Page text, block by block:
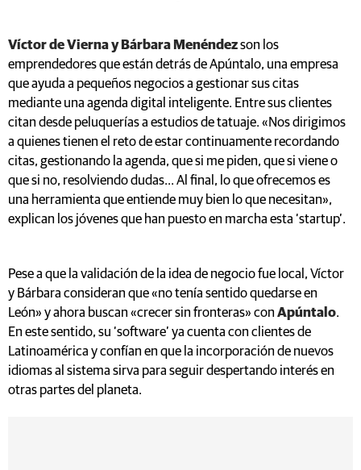
Víctor de Vierna y Bárbara Menéndezson los
emprendedores que están detrás de Apúntalo, una empresa
que ayuda a pequeños negocios a gestionar sus citas
mediante una agenda digital inteligente. Entre sus clientes
citan desde peluquerías a estudios de tatuaje. «Nos dirigimos
a quienes tienen el reto de estar continuamente recordando
citas, gestionando la agenda, que si me piden, que si viene o
que si no, resolviendo dudas... Al final, lo que ofrecemos es
una herramienta que entiende muy bien lo que necesitan»,
explican los jóvenes que han puesto en marcha esta ‘startup’.
Pese a que la validación de la idea de negocio fue local, Víctor
y Bárbara consideran que «no tenía sentido quedarse en
León» y ahora buscan «crecer sin fronteras» con Apúntalo.
En este sentido, su ‘software’ ya cuenta con clientes de
Latinoamérica y confían en que la incorporación de nuevos
idiomas al sistema sirva para seguir despertando interés en
otras partes del planeta.